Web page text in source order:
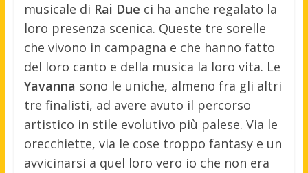
musicale di Rai Due ci ha anche regalato la
loro presenza scenica. Queste tre sorelle
che vivono in campagna e che hanno fatto
del loro canto e della musica la loro vita. Le
Yavanna sono le uniche, almeno fra gli altri
tre finalisti, ad avere avuto il percorso
artistico in stile evolutivo più palese. Via le
orecchiette, via le cose troppo fantasy e un
avvicinarsi a quel loro vero io che non era